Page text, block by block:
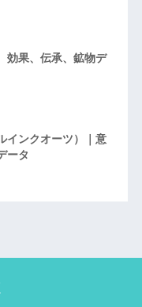
効果、伝承、鉱物デ
インクオーツ）｜意
ータ